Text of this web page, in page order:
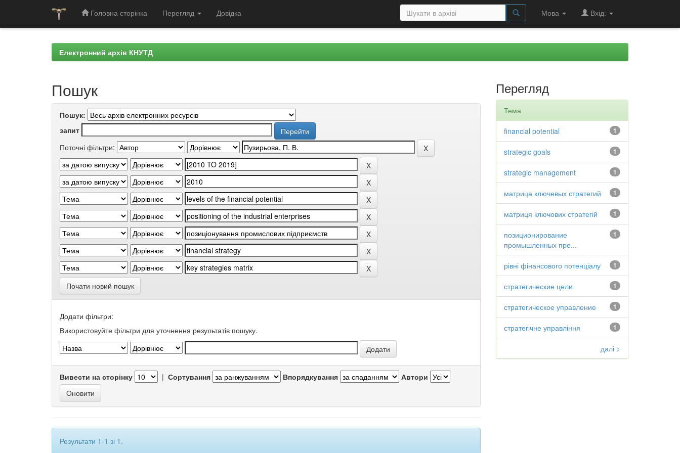
Головна сторінка Перегляд Довідка Мова Вхід:
Електронний архів КНУТД
Пошук
Пошук:
запит
Поточні фільтри:
Почати новий пошук
Додати фільтри:
Використовуйте фільтри для уточнення результатів пошуку.
Вивести на сторінку | Сортування Впорядкування Автори
Результати 1-1 зі 1.
Перегляд
Тема
1
financial potential
1
strategic goals
1
strategic management
1
матрица ключевых стратегий
1
матриця ключових стратегій
1
позиционирование
промышленных пре...
1
рівні фінансового потенціалу
1
стратегические цели
1
стратегическое управление
1
стратегічне управління
далі >